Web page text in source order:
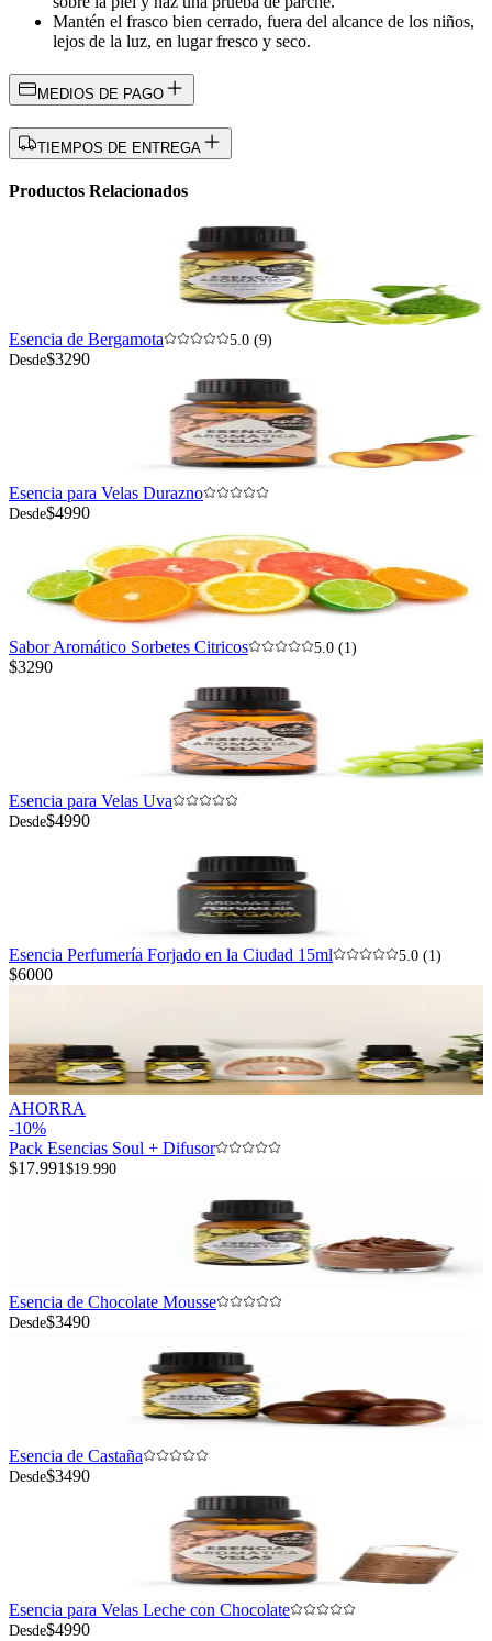
Mantén el frasco bien cerrado, fuera del alcance de los niños,
lejos de la luz, en lugar fresco y seco.
MEDIOS DE PAGO
TIEMPOS DE ENTREGA
Productos Relacionados
Esencia de Bergamota
5.0 (9)
Desde$3290
Esencia para Velas Durazno
Desde$4990
Sabor Aromático Sorbetes Citricos 5.0 (1)
$3290
Esencia para Velas Uva
Desde$4990
Esencia Perfumería Forjado en la Ciudad 15ml 5.0 (1)
$6000
AHORRA
-10%
Pack Esencias Soul + Difusor
$17.991 $19.990
Esencia de Chocolate Mousse
Desde$3490
Esencia de Castaña
Desde$3490
Esencia para Velas Leche con Chocolate
Desde$4990